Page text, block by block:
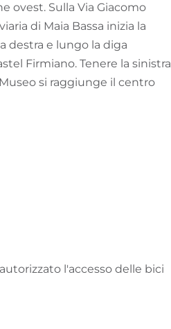
ovest. Sulla Via Giacomo
di Maia Bassa inizia la
destra e lungo la diga
Firmiano. Tenere la sinistra
si raggiunge il centro
l'accesso delle bici